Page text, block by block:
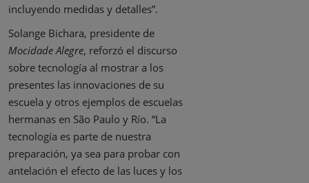
incluyendo medidas y detalles”.
Solange Bichara, presidente de
Mocidade Alegre, reforzó el discurso
sobre tecnología al mostrar a los
presentes las innovaciones de su
escuela y otros ejemplos de escuelas
hermanas en São Paulo y Río. “La
tecnología es parte de nuestra
preparación, ya sea para probar con
antelación el efecto de las luces y los